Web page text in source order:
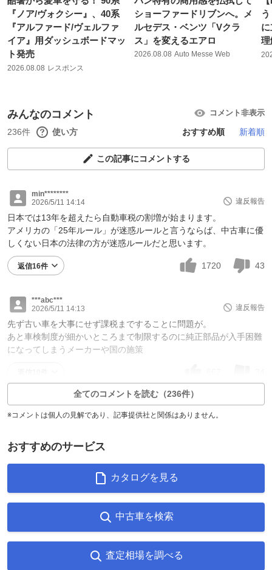
『ノア/ヴォクシー』、40系
『アルファード/ヴェルファ
イア』用ダッシュボードマッ
ト発売
2026.08.08 レスポンス
ショーファードリブンへ。メ
ルセデス・ベンツ「Vクラ
ス」を変えるエアロ
2026.08.08 Auto Messe Web
理
みんなのコメント コメント非表示
236件 使い方 おすすめ順 新着順
この記事にコメントする
min********
2026/5/11 14:14
違反報告
日本では13年を超えたら自動車税の割増が始まります。
アメリカの「25年ルール」が迷惑ルールと言うならば、中古車に優
しくない日本の法律の方が迷惑ルールだと思います。
返信16件 1720 43
***abc***
2026/5/11 14:13
違反報告
先ず古い車を大事にせず課税まですることに問題が。
あと車検制度が細かいところまで制限するのに純正部品が入手困難
になってしまうメーカーや国の施策
全てのコメントを読む（236件）
※コメントは個人の見解であり、記事提供社と関係はありません。
おすすめのサービス
カタログを見る
中古車を検索
査定相場を調べる